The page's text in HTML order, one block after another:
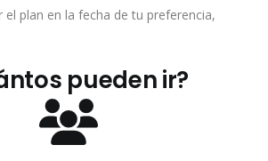
el plan en la fecha de tu preferencia,
pueden ir?